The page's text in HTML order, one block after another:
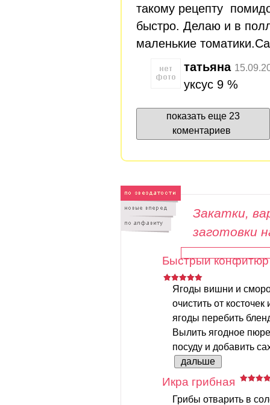
такому рецепту
быстро. Делаю и в
маленькие
татьяна
уксус 9 %
показать еще 23
коментариев
Закатки,
заготовки
Быстрый
Ягоды вишни и
очистить от
ягоды перебить
Вылить ягодное
посуду и добавить
дальше
Икра грибная
Грибы отварить в